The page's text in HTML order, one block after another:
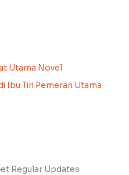
Utama Novel
Ibu Tiri Pemeran Utama
Regular Updates